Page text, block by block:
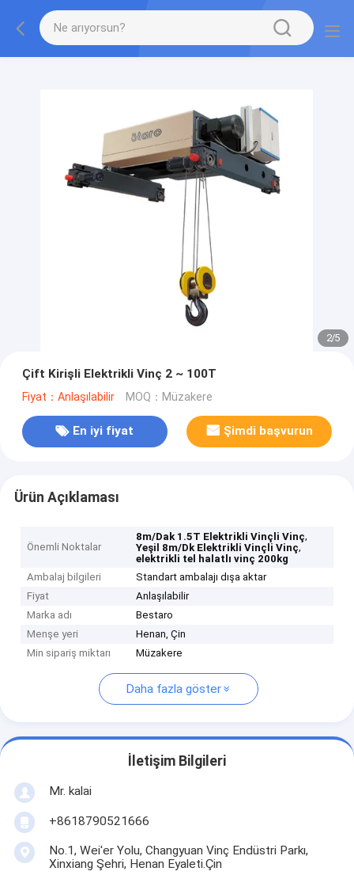
gtag('config', 'G-QWE9HWC3PF', {cookie_flags:
"SameSite=None;Secure"});
2/5
Çift Kirişli Elektrikli Vinç 2 ~ 100T
Fiyat：Anlaşılabilir MOQ：Müzakere
En iyi fiyat Şimdi başvurun
Ürün Açıklaması
Önemli Noktalar
8m/Dak 1.5T Elektrikli Vinçli Vinç,
Yeşil 8m/Dk Elektrikli Vinçli Vinç,
elektrikli tel halatlı vinç 200kg
Ambalaj bilgileri
Standart ambalajı dışa aktar
Fiyat
Anlaşılabilir
Marka adı
Bestaro
Menşe yeri
Henan, Çin
Min sipariş miktarı
Müzakere
Daha fazla göster
İletişim Bilgileri
Mr. kalai
+8618790521666
No.1, Wei'er Yolu, Changyuan Vinç Endüstri Parkı,
Xinxiang Şehri, Henan Eyaleti.Çin